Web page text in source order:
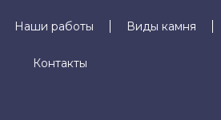
Наши работы Виды камня
Контакты